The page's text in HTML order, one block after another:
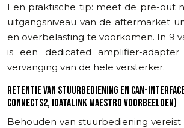
Een praktische tip: meet de pre-out
uitgangsniveau van de aftermarket
en overbelasting te voorkomen. In 9
is een dedicated amplifier-
vervanging van de hele versterker.
RETENTIE VAN STUURBEDIENING EN CAN-
CONNECTS2, IDATALINK MAESTRO VOORBEELDEN)
Behouden van stuurbediening